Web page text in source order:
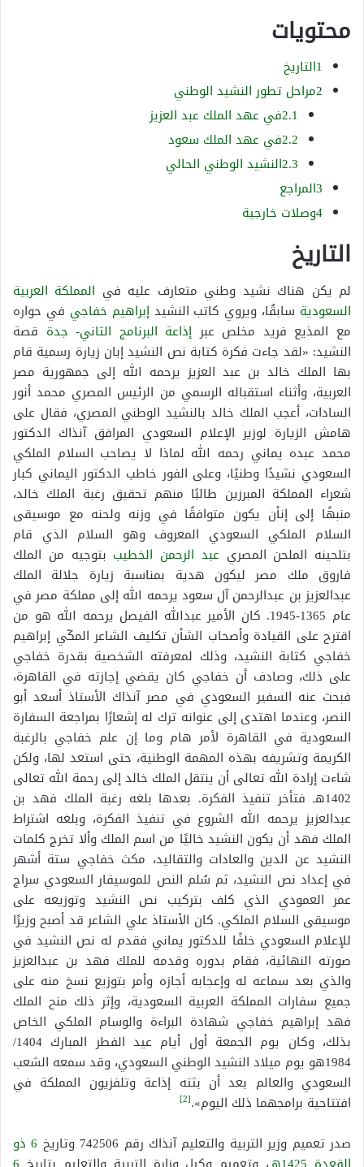
محتويات
1التاريخ
2مراحل تطور النشيد الوطني
2.1في عهد الملك عبد العزيز
2.2في عهد الملك سعود
2.3النشيد الوطني الحالي
3المراجع
4وصلات خارجية
التاريخ
لم يكن هناك نشيد وطني متعارف عليه في المملكة العربية
السعودية سابقُا، ويروي كاتب النشيدإبراهيم خفاجي في حواره
مع المذيع فريد مخلص عبر إذاعة البرنامج الثاني- جدة قصة
النشيد: «لقد جاءت فكرة كتابة نص النشيد إبان زيارة رسمية قام
بها الملك خالد بن عبد العزيز يرحمه الله إلى جمهورية مصر
العربية، وأثناء استقباله الرسمي من الرئيس المصري محمد أنور
السادات، أعجب الملك خالد بالنشيد الوطني المصري، فقال على
هامش الزيارة لوزير الإعلام السعودي المرافق آنذاك الدكتور
محمد عبده يماني رحمه الله لماذا لا يصاحب السلام الملكي
السعودي نشيدًا وطنيًا، وعلى الفور خاطب الدكتور اليماني كبار
شعراء المملكة المبرزين طالبًا منهم تحقيق رغبة الملك خالد،
منبهًا إلى إنأن يكون متوافقًا في وزنه ولحنه مع موسيقى
السلام الملكي السعودي المعروف وهو السلام الذي قام
بتلحينه الملحن المصري عبد الرحمن الخطيب بتوجيه من الملك
فاروق ملك مصر ليكون هدية بمناسبة زيارة جلالة الملك
عبدالعزيز بن عبدالرحمن آل سعود يرحمه الله إلى مملكة مصر في
عام 1365-1945. كان الأمير عبدالله الفيصل يرحمه الله هو من
اقترح على القيادة وأصحاب الشأن تكليف الشاعر المكّي إبراهيم
خفاجي كتابة النشيد، وذلك لمعرفته الشخصية بقدرة خفاجي
على ذلك، وصادف أن خفاجي كان يقضي إجازته في القاهرة،
فبحث عنه السفير السعودي في مصر آنذاك الأستاذ أسعد أبو
النصر، وعندما اهتدى إلى عنوانه ترك له إشعارًا بمراجعة السفارة
السعودية في القاهرة لأمر هام وما إن علم خفاجي بالرغبة
الكريمة وتشريفه بهذه المهمة الوطنية، حتى استعد لها، ولكن
شاءت إرادة الله تعالى أن ينتقل الملك خالد إلى رحمة الله تعالى
1402هـ فتأخر تنفيذ الفكرة. بعدها بلغه رغبة الملك فهد بن
عبدالعزيز يرحمه الله الشروع في تنفيذ الفكرة، وبلغه اشتراط
الملك فهد أن يكون النشيد خاليًا من اسم الملك وألا تخرج كلمات
النشيد عن الدين والعادات والتقاليد، مكث خفاجي ستة أشهر
في إعداد نص النشيد، ثم سُلم النص للموسيقار السعودي سراج
عمر العمودي الذي كلف بتركيب نص النشيد وتوزيعه على
موسيقى السلام الملكي. كان الأستاذ علي الشاعر قد أصبح وزيرًا
للإعلام السعودي خلفًا للدكتور يماني فقدم له نص النشيد في
صورته النهائية، فقام بدوره وقدمه للملك فهد بن عبدالعزيز
والذي بعد سماعه له وإعجابه أجازه وأمر بتوزيع نسخ منه على
جميع سفارات المملكة العربية السعودية، وإثر ذلك منح الملك
فهد إبراهيم خفاجي شهادة البراءة والوسام الملكي الخاص
بذلك، وكان يوم الجمعة أول أيام عيد الفطر المبارك 1404/
1984هو يوم ميلاد النشيد الوطني السعودي، وقد سمعه الشعب
السعودي والعالم بعد أن بثته إذاعة وتلفزيون المملكة في
افتتاحية برامجهما ذلك اليوم».[2]
صدر تعميم وزير التربية والتعليم آنذاك رقم 742506 وتاريخ
6 ذو